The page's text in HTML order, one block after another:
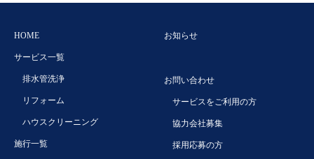
HOME
サービス一覧
排水管洗浄
リフォーム
ハウスクリーニング
施行一覧
お知らせ
お問い合わせ
サービスをご利用の方
協力会社募集
採用応募の方